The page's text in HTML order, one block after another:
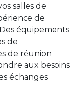
salles de
de
équipements
de
de réunion
aux besoins
échanges